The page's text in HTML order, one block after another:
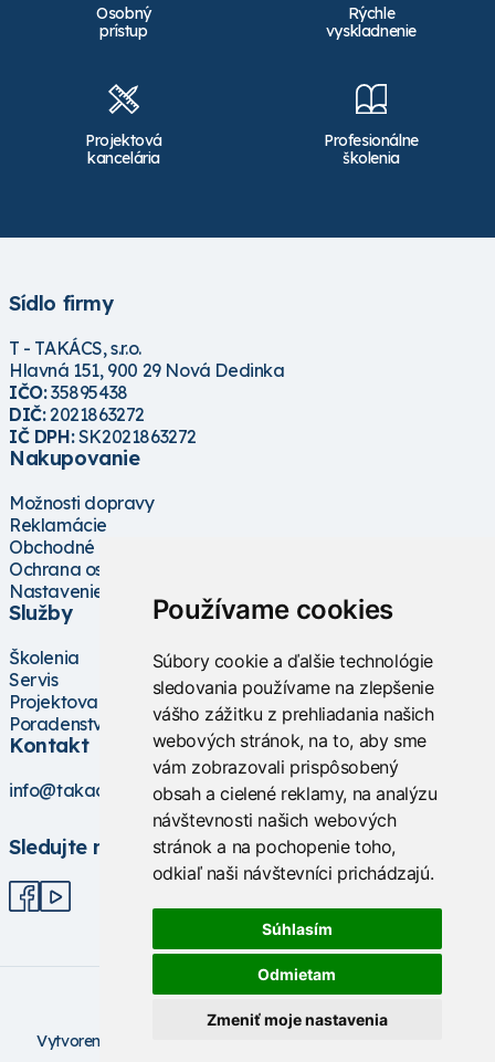
Používame cookies
Súbory cookie a ďalšie technológie
sledovania používame na zlepšenie
vášho zážitku z prehliadania našich
webových stránok, na to, aby sme
vám zobrazovali prispôsobený
obsah a cielené reklamy, na analýzu
návštevnosti našich webových
stránok a na pochopenie toho,
odkiaľ naši návštevníci prichádzajú.
Súhlasím
Odmietam
Zmeniť moje nastavenia
Osobný
prístup
Rýchle
vyskladnenie
Projektová
kancelária
Profesionálne
školenia
Sídlo firmy
T - TAKÁCS, s.r.o.
Hlavná 151, 900 29 Nová Dedinka
IČO:35895438
DIČ:2021863272
IČ DPH:SK2021863272
Nakupovanie
Možnosti dopravy
Reklamácie
Obchodné podmienky
Ochrana osobných údajov
Nastavenie cookies
Služby
Školenia
Servis
Projektovanie
Poradenstvo
Kontakt
info@takacs.sk
Sledujte nás
Vytvorené na technológii BarIS .NET